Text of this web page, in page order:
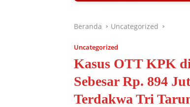
Beranda Uncategorized
Uncategorized
Kasus OTT KPK
Sebesar Rp. 894
Terdakwa Tri